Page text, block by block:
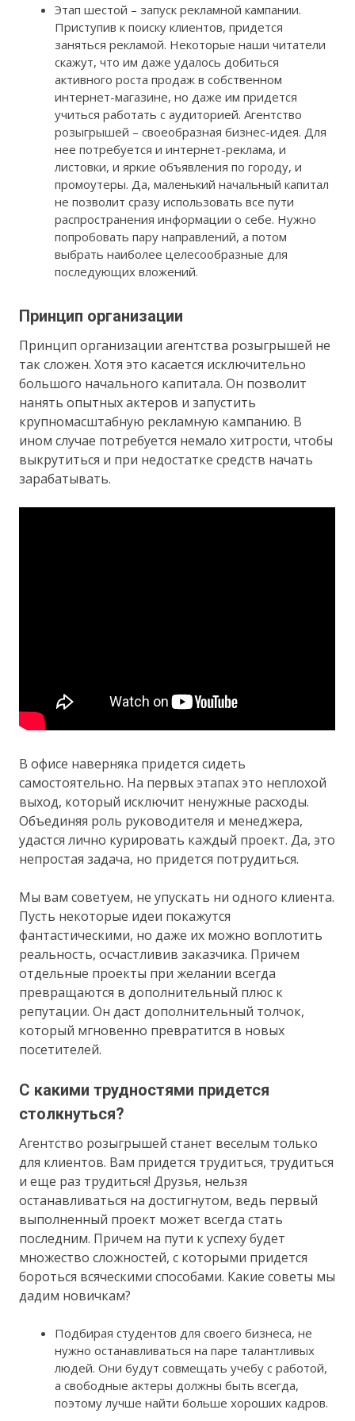
Этап шестой – запуск рекламной кампании.
Приступив к поиску клиентов, придется
заняться рекламой. Некоторые наши читатели
скажут, что им даже удалось добиться
активного роста продаж в собственном
интернет-магазине, но даже им придется
учиться работать с аудиторией. Агентство
розыгрышей – своеобразная бизнес-идея. Для
нее потребуется и интернет-реклама, и
листовки, и яркие объявления по городу, и
промоутеры. Да, маленький начальный капитал
не позволит сразу использовать все пути
распространения информации о себе. Нужно
попробовать пару направлений, а потом
выбрать наиболее целесообразные для
последующих вложений.
Принцип организации
Принцип организации агентства розыгрышей не
так сложен. Хотя это касается исключительно
большого начального капитала. Он позволит
нанять опытных актеров и запустить
крупномасштабную рекламную кампанию. В
ином случае потребуется немало хитрости, чтобы
выкрутиться и при недостатке средств начать
зарабатывать.
В офисе наверняка придется сидеть
самостоятельно. На первых этапах это неплохой
выход, который исключит ненужные расходы.
Объединяя роль руководителя и менеджера,
удастся лично курировать каждый проект. Да, это
непростая задача, но придется потрудиться.
Мы вам советуем, не упускать ни одного клиента.
Пусть некоторые идеи покажутся
фантастическими, но даже их можно воплотить
реальность, осчастливив заказчика. Причем
отдельные проекты при желании всегда
превращаются в дополнительный плюс к
репутации. Он даст дополнительный толчок,
который мгновенно превратится в новых
посетителей.
С какими трудностями придется
столкнуться?
Агентство розыгрышей станет веселым только
для клиентов. Вам придется трудиться, трудиться
и еще раз трудиться! Друзья, нельзя
останавливаться на достигнутом, ведь первый
выполненный проект может всегда стать
последним. Причем на пути к успеху будет
множество сложностей, с которыми придется
бороться всяческими способами. Какие советы мы
дадим новичкам?
Подбирая студентов для своего бизнеса, не
нужно останавливаться на паре талантливых
людей. Они будут совмещать учебу с работой,
а свободные актеры должны быть всегда,
поэтому лучше найти больше хороших кадров.